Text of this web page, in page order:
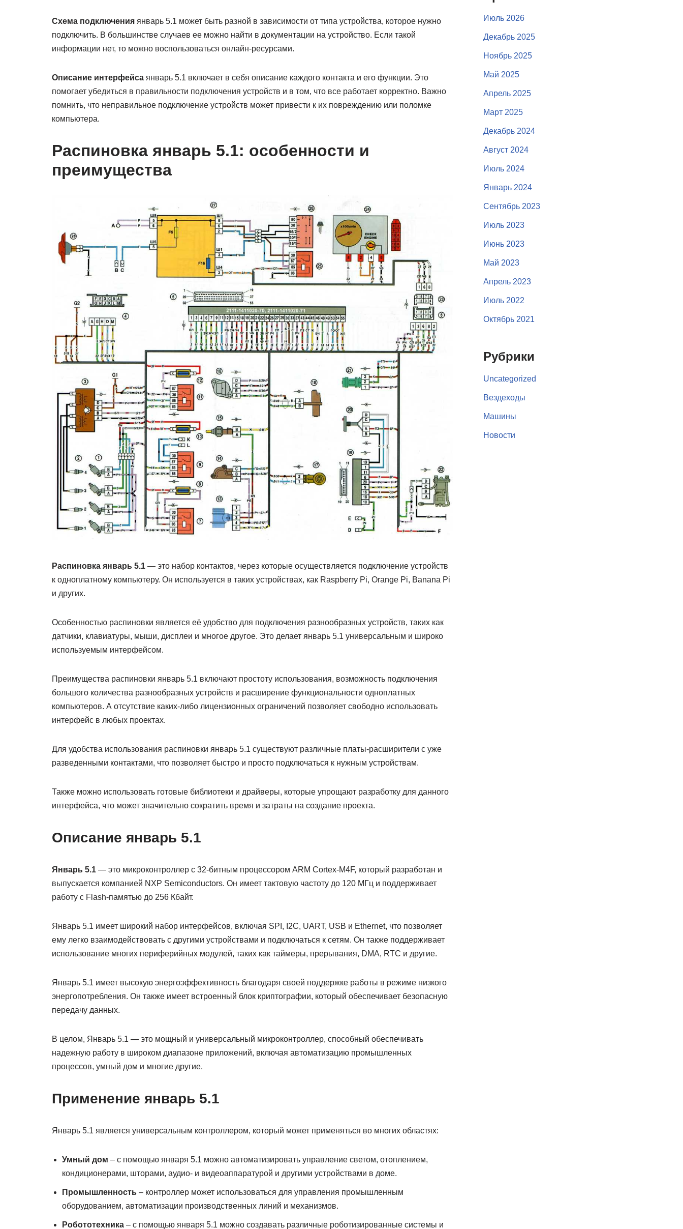
Схема подключения январь 5.1 может быть разной в зависимости от типа устройства, которое нужно
подключить. В большинстве случаев ее можно найти в документации на устройство. Если такой
информации нет, то можно воспользоваться онлайн-ресурсами.
Описание интерфейса январь 5.1 включает в себя описание каждого контакта и его функции. Это
помогает убедиться в правильности подключения устройств и в том, что все работает корректно. Важно
помнить, что неправильное подключение устройств может привести к их повреждению или поломке
компьютера.
Распиновка январь 5.1: особенности и
преимущества
Распиновка январь 5.1 — это набор контактов, через которые осуществляется подключение устройств
к одноплатному компьютеру. Он используется в таких устройствах, как Raspberry Pi, Orange Pi, Banana Pi
и других.
Особенностью распиновки является её удобство для подключения разнообразных устройств, таких как
датчики, клавиатуры, мыши, дисплеи и многое другое. Это делает январь 5.1 универсальным и широко
используемым интерфейсом.
Преимущества распиновки январь 5.1 включают простоту использования, возможность подключения
большого количества разнообразных устройств и расширение функциональности одноплатных
компьютеров. А отсутствие каких-либо лицензионных ограничений позволяет свободно использовать
интерфейс в любых проектах.
Для удобства использования распиновки январь 5.1 существуют различные платы-расширители с уже
разведенными контактами, что позволяет быстро и просто подключаться к нужным устройствам.
Также можно использовать готовые библиотеки и драйверы, которые упрощают разработку для данного
интерфейса, что может значительно сократить время и затраты на создание проекта.
Описание январь 5.1
Январь 5.1 — это микроконтроллер с 32-битным процессором ARM Cortex-M4F, который разработан и
выпускается компанией NXP Semiconductors. Он имеет тактовую частоту до 120 МГц и поддерживает
работу с Flash-памятью до 256 Кбайт.
Январь 5.1 имеет широкий набор интерфейсов, включая SPI, I2C, UART, USB и Ethernet, что позволяет
ему легко взаимодействовать с другими устройствами и подключаться к сетям. Он также поддерживает
использование многих периферийных модулей, таких как таймеры, прерывания, DMA, RTC и другие.
Январь 5.1 имеет высокую энергоэффективность благодаря своей поддержке работы в режиме низкого
энергопотребления. Он также имеет встроенный блок криптографии, который обеспечивает безопасную
передачу данных.
В целом, Январь 5.1 — это мощный и универсальный микроконтроллер, способный обеспечивать
надежную работу в широком диапазоне приложений, включая автоматизацию промышленных
процессов, умный дом и многие другие.
Применение январь 5.1
Январь 5.1 является универсальным контроллером, который может применяться во многих областях:
Умный дом – с помощью января 5.1 можно автоматизировать управление светом, отоплением,
кондиционерами, шторами, аудио- и видеоаппаратурой и другими устройствами в доме.
Промышленность – контроллер может использоваться для управления промышленным
оборудованием, автоматизации производственных линий и механизмов.
Робототехника – с помощью января 5.1 можно создавать различные роботизированные системы и
Июль 2026
Декабрь 2025
Ноябрь 2025
Май 2025
Апрель 2025
Март 2025
Декабрь 2024
Август 2024
Июль 2024
Январь 2024
Сентябрь 2023
Июль 2023
Июнь 2023
Май 2023
Апрель 2023
Июль 2022
Октябрь 2021
Рубрики
Uncategorized
Вездеходы
Машины
Новости